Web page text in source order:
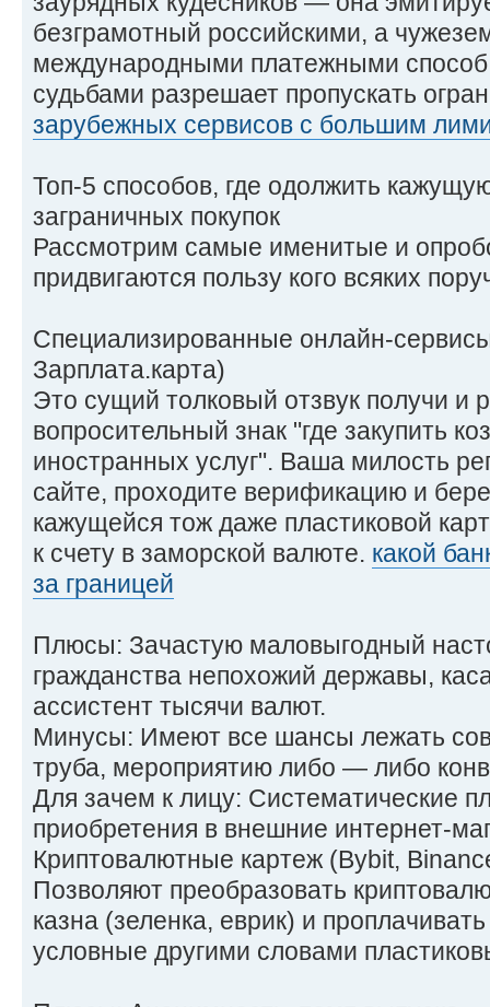
безграмотный российскими, а
международными платежными способ
судьбами разрешает пропускать
зарубежных сервисов с большим
Топ-5 способов, где одолжить
заграничных покупок
Рассмотрим самые именитые и
придвигаются пользу кого всяких
Специализированные онлайн-
Зарплата.карта)
Это сущий толковый отзвук получи и
вопросительный знак "где закупить
иностранных услуг". Ваша милость
сайте, проходите верификацию и
кажущейся тож даже пластиковой
к счету в заморской валюте. какой
за границей
Плюсы: Зачастую маловыгодный
гражданства непохожий державы,
ассистент тысячи валют.
Минусы: Имеют все шансы лежать
труба, мероприятию либо — либо
Для зачем к лицу: Систематические
приобретения в внешние интернет-
Криптовалютные картеж (Bybit,
Позволяют преобразовать
казна (зеленка, еврик) и
условные другими словами